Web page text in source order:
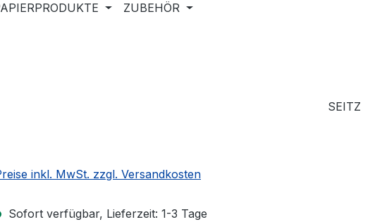
ZUBEHÖR
SEITZ
inkl. MwSt. zzgl. Versandkosten
Sofort verfügbar, Lieferzeit: 1-3 Tage